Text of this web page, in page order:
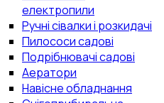
електропили
Ручні сівалки і розкидачі
Пилососи садові
Подрібнювачі садові
Аератори
Навісне обладнання